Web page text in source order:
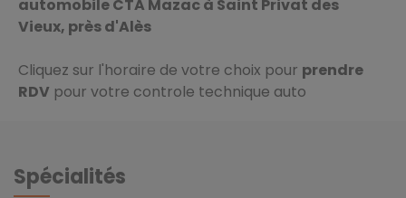
automobile CTA Mazac à Saint Privat des
Vieux, près d'Alès
Cliquez sur l'horaire de votre choix pour prendre
RDV pour votre controle technique auto
Spécialités